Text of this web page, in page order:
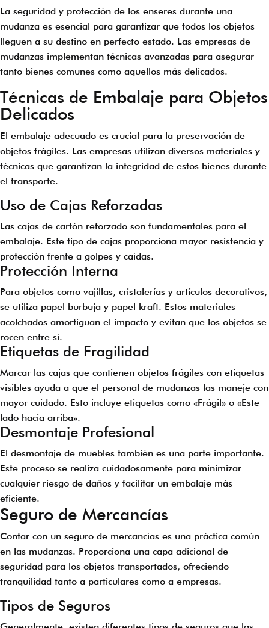
La seguridad y protección de los enseres durante una
mudanza es esencial para garantizar que todos los objetos
lleguen a su destino en perfecto estado. Las empresas de
mudanzas implementan técnicas avanzadas para asegurar
tanto bienes comunes como aquellos más delicados.
Técnicas de Embalaje para Objetos
Delicados
El embalaje adecuado es crucial para la preservación de
objetos frágiles. Las empresas utilizan diversos materiales y
técnicas que garantizan la integridad de estos bienes durante
el transporte.
Uso de Cajas Reforzadas
Las cajas de cartón reforzado son fundamentales para el
embalaje. Este tipo de cajas proporciona mayor resistencia y
protección frente a golpes y caídas.
Protección Interna
Para objetos como vajillas, cristalerías y artículos decorativos,
se utiliza papel burbuja y papel kraft. Estos materiales
acolchados amortiguan el impacto y evitan que los objetos se
rocen entre sí.
Etiquetas de Fragilidad
Marcar las cajas que contienen objetos frágiles con etiquetas
visibles ayuda a que el personal de mudanzas las maneje con
mayor cuidado. Esto incluye etiquetas como «Frágil» o «Este
lado hacia arriba».
Desmontaje Profesional
El desmontaje de muebles también es una parte importante.
Este proceso se realiza cuidadosamente para minimizar
cualquier riesgo de daños y facilitar un embalaje más
eficiente.
Seguro de Mercancías
Contar con un seguro de mercancías es una práctica común
en las mudanzas. Proporciona una capa adicional de
seguridad para los objetos transportados, ofreciendo
tranquilidad tanto a particulares como a empresas.
Tipos de Seguros